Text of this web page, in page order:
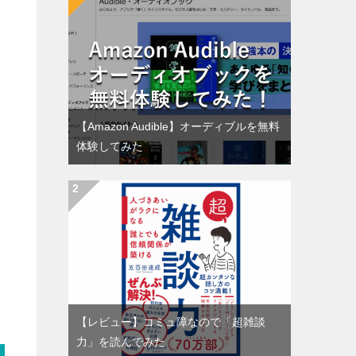
【Amazon Audible】オーディブルを無料
体験してみた
【レビュー】コミュ障なので「超雑談
力」を読んでみた